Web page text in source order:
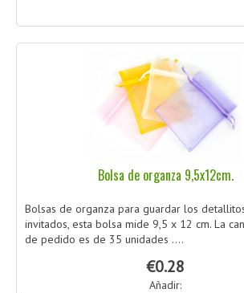
Bolsa de organza 9,5x12cm.
Bolsas de organza para guardar los
invitados, esta bolsa mide 9,5 x 12 cm. La
de pedido es de 35 unidades ....
€0.28
Añadir: